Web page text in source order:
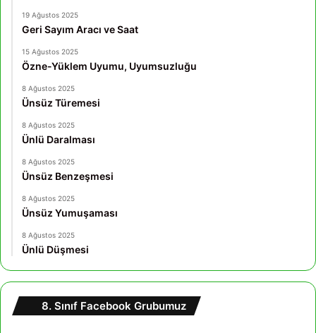
19 Ağustos 2025
Geri Sayım Aracı ve Saat
15 Ağustos 2025
Özne-Yüklem Uyumu, Uyumsuzluğu
8 Ağustos 2025
Ünsüz Türemesi
8 Ağustos 2025
Ünlü Daralması
8 Ağustos 2025
Ünsüz Benzeşmesi
8 Ağustos 2025
Ünsüz Yumuşaması
8 Ağustos 2025
Ünlü Düşmesi
8. Sınıf Facebook Grubumuz